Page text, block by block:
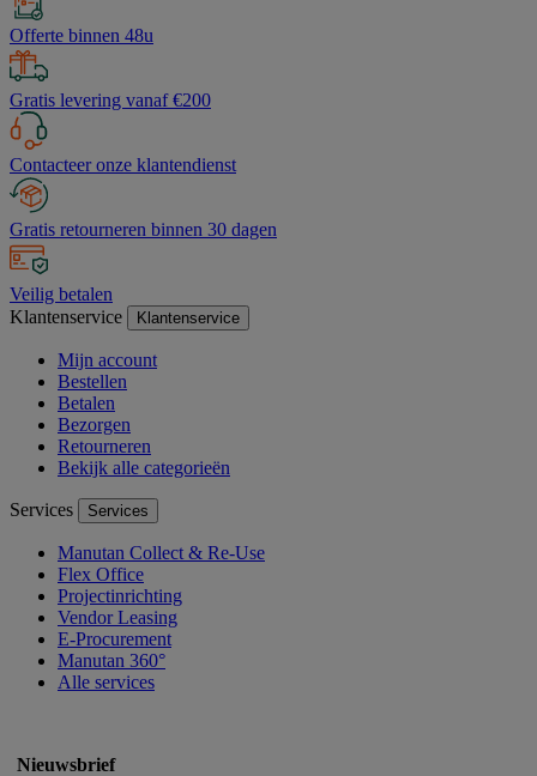
Offerte binnen 48u
Gratis levering vanaf €200
Contacteer onze klantendienst
Gratis retourneren binnen 30 dagen
Veilig betalen
Klantenservice
Klantenservice
Mijn account
Bestellen
Betalen
Bezorgen
Retourneren
Bekijk alle categorieën
Services Services
Manutan Collect & Re-Use
Flex Office
Projectinrichting
Vendor Leasing
E-Procurement
Manutan 360°
Alle services
Nieuwsbrief